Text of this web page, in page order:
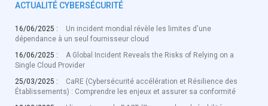
ACTUALITÉ CYBERSÉCURITÉ
16/06/2025 :
Un incident mondial révèle les limites d'une
dépendance à un seul fournisseur cloud
16/06/2025 :
A Global Incident Reveals the Risks of Relying on a
Single Cloud Provider
25/03/2025 :
CaRE (Cybersécurité accélération et Résilience des
Établissements) : Comprendre les enjeux et assurer sa conformité